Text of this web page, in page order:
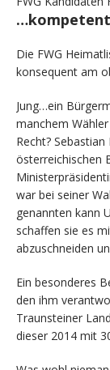
Die FWG
konsequent am
Jung…ein
manchem
Recht?
österreichischen
war bei seiner
genannten kann
schaffen sie es
abzuschneiden
Ein besonderes
den ihm
Traunsteiner
dieser 2014 mit